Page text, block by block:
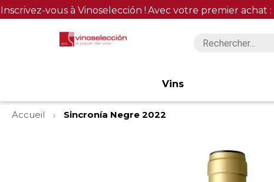
Inscrivez-vous à Vinoselección ! Avec votre premier achat :
Vins
Accueil
Sincronía Negre 2022